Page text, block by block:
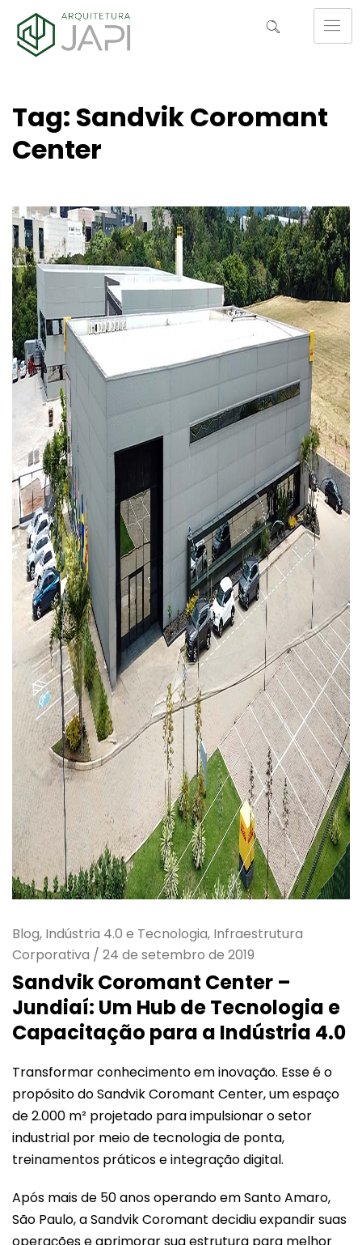
Tag: Sandvik Coromant
Center
Blog, Indústria 4.0 e Tecnologia, Infraestrutura
Corporativa / 24 de setembro de 2019
Sandvik Coromant Center –
Jundiaí: Um Hub de Tecnologia e
Capacitação para a Indústria 4.0
Transformar conhecimento em inovação. Esse é o
propósito do Sandvik Coromant Center, um espaço
de 2.000 m² projetado para impulsionar o setor
industrial por meio de tecnologia de ponta,
treinamentos práticos e integração digital.
Após mais de 50 anos operando em Santo Amaro,
São Paulo, a Sandvik Coromant decidiu expandir suas